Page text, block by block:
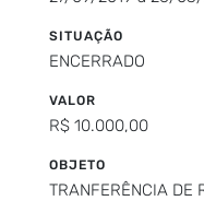
SITUAÇÃO
ENCERRADO
VALOR
R$ 10.000,00
OBJETO
TRANFERÊNCIA DE